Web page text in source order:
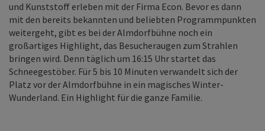
und Kunststoff erleben mit der Firma Econ. Bevor es dann
mit den bereits bekannten und beliebten Programmpunkten
weitergeht, gibt es bei der Almdorfbühne noch ein
großartiges Highlight, das Besucheraugen zum Strahlen
bringen wird. Denn täglich um 16:15 Uhr startet das
Schneegestöber. Für 5 bis 10 Minuten verwandelt sich der
Platz vor der Almdorfbühne in ein magisches Winter-
Wunderland. Ein Highlight für die ganze Familie.